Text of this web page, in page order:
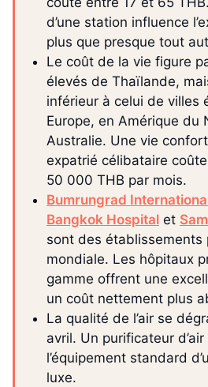
d’une station influence
plus que presque tout
Le coût de la vie figure
élevés de Thaïlande,
inférieur à celui de villes
Europe, en Amérique du
Australie. Une vie
expatrié célibataire
50 000 THB par mois.
Bumrungrad
Bangkok Hospital et
sont des établissements
mondiale. Les hôpitaux
gamme offrent une
un coût nettement plus
La qualité de l’air se
avril. Un purificateur
l’équipement standard
luxe.